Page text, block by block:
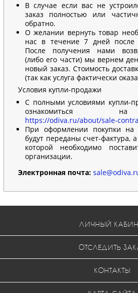
В случае если вас не
заказ полностью или
обратно.
О желании вернуть товар
нас в течение 7 дней после
После получения нами
(либо его части) мы вернем
новый заказ. Стоимость
(так как услуга фактически
Условия купли-продажи
С полными условиями купли-
ознакомиться
https://odiva.ru/about/sale-
При оформлении покупки на
будут переданы счет-фактура,
которой необходимо
организации.
Электронная почта:
ЛИЧНЫЙ
ОТСЛЕДИТЬ
КОНТАКТЫ